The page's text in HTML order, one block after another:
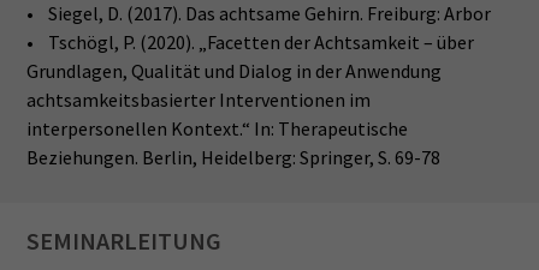
• Siegel, D. (2017). Das achtsame Gehirn. Freiburg: Arbor
• Tschögl, P. (2020). „Facetten der Achtsamkeit – über
Grundlagen, Qualität und Dialog in der Anwendung
achtsamkeitsbasierter Interventionen im
interpersonellen Kontext.“ In: Therapeutische
Beziehungen. Berlin, Heidelberg: Springer, S. 69-78
SEMINARLEITUNG